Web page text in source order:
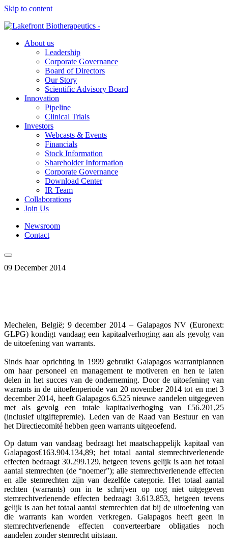
Skip to content
About us
Leadership
Corporate Governance
Board of Directors
Our Story
Scientific Advisory Board
Innovation
Pipeline
Clinical Trials
Investors
Webcasts & Events
Financials
Stock Information
Shareholder Information
Corporate Governance
Download Center
IR Team
Collaborations
Join Us
Newsroom
Contact
09 December 2014
Mechelen, België; 9 december 2014 – Galapagos NV (Euronext:
GLPG) kondigt vandaag een kapitaalverhoging aan als gevolg van
de uitoefening van warrants.
Sinds haar oprichting in 1999 gebruikt Galapagos warrantplannen
om haar personeel en management te motiveren en hen te laten
delen in het succes van de onderneming. Door de uitoefening van
warrants in de uitoefenperiode van 20 november 2014 tot en met 3
december 2014, heeft Galapagos 6.525 nieuwe aandelen uitgegeven
met als gevolg een totale kapitaalverhoging van €56.201,25
(inclusief uitgiftepremie). Leden van de Raad van Bestuur en van
het Directiecomité hebben geen warrants uitgeoefend.
Op datum van vandaag bedraagt het maatschappelijk kapitaal van
Galapagos€163.904.134,89; het totaal aantal stemrechtverlenende
effecten bedraagt 30.299.129, hetgeen tevens gelijk is aan het totaal
aantal stemrechten (de “noemer”); alle stemrechtverlenende effecten
en alle stemrechten zijn van dezelfde categorie. Het totaal aantal
rechten (warrants) om in te schrijven op nog niet uitgegeven
stemrechtverlenende effecten bedraagt 3.613.853, hetgeen tevens
gelijk is aan het totaal aantal stemrechten dat bij de uitoefening van
die warrants kan worden verkregen. Galapagos heeft geen in
stemrechtverlenende effecten converteerbare obligaties noch
aandelen zonder stemrecht uitstaan.